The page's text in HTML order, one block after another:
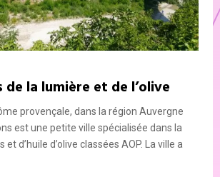
de la lumière et de l’olive
provençale, dans la région Auvergne
est une petite ville spécialisée dans la
et d’huile d’olive classées AOP. La ville a